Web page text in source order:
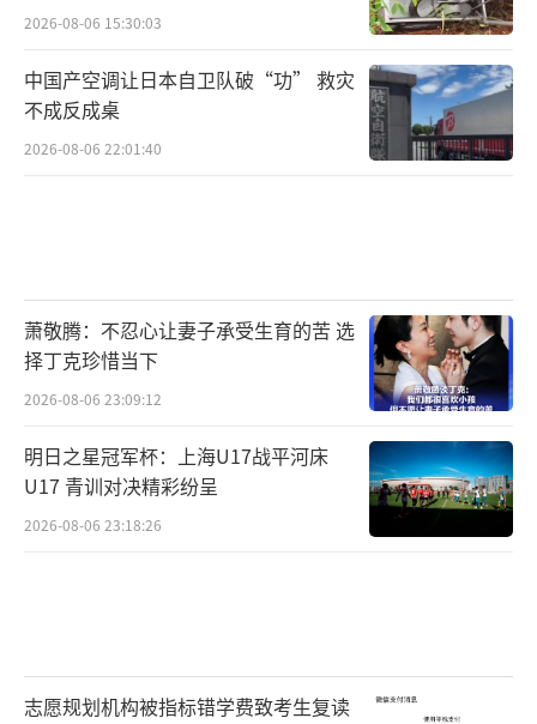
2026-08-06 15:30:03
中国产空调让日本自卫队破“功” 救灾
不成反成桌
2026-08-06 22:01:40
萧敬腾：不忍心让妻子承受生育的苦 选
择丁克珍惜当下
2026-08-06 23:09:12
明日之星冠军杯：上海U17战平河床
U17 青训对决精彩纷呈
2026-08-06 23:18:26
志愿规划机构被指标错学费致考生复读